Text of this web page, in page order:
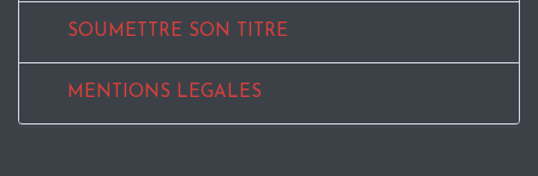
SOUMETTRE SON TITRE
MENTIONS LEGALES